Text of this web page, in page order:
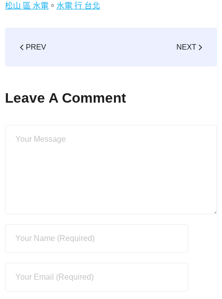
松山 區 水電 。 水電 行 台北
PREV NEXT
Leave A Comment